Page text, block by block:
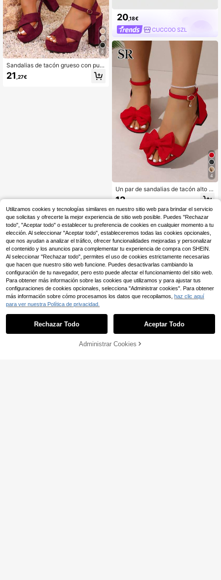
8
Sandalias de tacón grueso con punt
a abierta, diseño de correa cruzada
y hebilla lateral, estilo versátil y ele
21 ,27€
20,18€
CUCCOO SZL
4
Un par de sandalias de tacón alto c
on lazo grande texturizado rojo par
antes y versátiles, zapatos de tacó
n alto para uso diario y al aire libre
12,92€
AÑADIR A LA BOLSA
Utilizamos cookies y tecnologías similares en nuestro sitio web para brindar el servicio
que solicitas y ofrecerte la mejor experiencia de sitio web posible. Puedes "Rechazar
todo", "Aceptar todo" o establecer tu preferencia de cookies en cualquier momento a tu
elección. Al seleccionar "Aceptar todo", estableceremos todas las cookies opcionales,
que nos ayudan a analizar el tráfico, ofrecer funcionalidades mejoradas y personalizar
el contenido y los anuncios para complementar tu experiencia de compra con SHEIN.
Al seleccionar "Rechazar todo", permites el uso de cookies estrictamente necesarias
que hacen que nuestro sitio web funcione. Puedes desactivarlas cambiando la
configuración de tu navegador, pero esto puede afectar el funcionamiento del sitio web.
Para obtener más información sobre las cookies que utilizamos y para ajustar tus
configuraciones de cookies opcionales, selecciona "Administrar cookies". Para obtener
más información sobre cómo procesamos los datos que recopilamos, haz clic aquí
para ver nuestra Política de privacidad.
Rechazar Todo Aceptar Todo
Administrar Cookies